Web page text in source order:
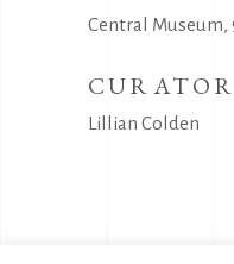
Central Museum,
CURATOR
Lillian Colden